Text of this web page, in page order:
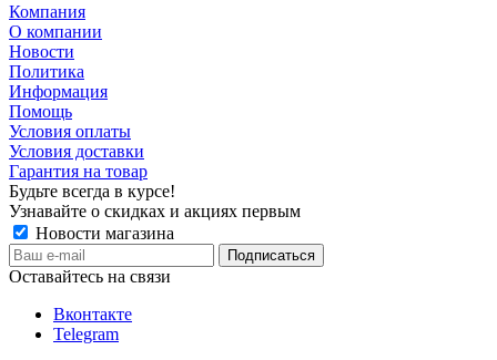
Компания
О компании
Новости
Политика
Информация
Помощь
Условия оплаты
Условия доставки
Гарантия на товар
Будьте всегда в курсе!
Узнавайте о скидках и акциях первым
Новости магазина
Оставайтесь на связи
Вконтакте
Telegram